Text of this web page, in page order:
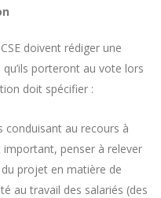
doivent rédiger une
porteront au vote lors
doit spécifier :
au recours à
important, penser à relever
projet en matière de
au travail des salariés (des